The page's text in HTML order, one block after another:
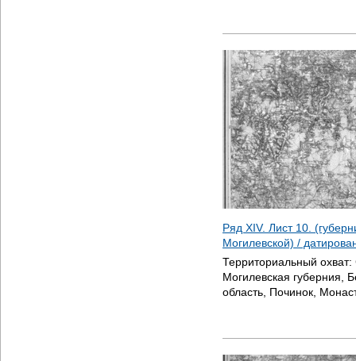
Ряд XIV. Лист 10.
Могилевской) /
Территориальный охват:
Могилевская губерния,
область, Починок,